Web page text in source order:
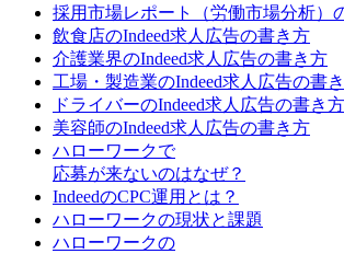
採用市場レポート（労働市場分析）
飲食店のIndeed求人広告の書き方
介護業界のIndeed求人広告の書き方
工場・製造業のIndeed求人広告の書
ドライバーのIndeed求人広告の書き方
美容師のIndeed求人広告の書き方
ハローワークで
応募が来ないのはなぜ？
IndeedのCPC運用とは？
ハローワークの現状と課題
ハローワークの